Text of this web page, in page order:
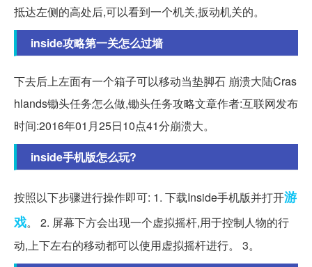
抵达左侧的高处后,可以看到一个机关,扳动机关的。
inside攻略第一关怎么过墙
下去后上左面有一个箱子可以移动当垫脚石 崩溃大陆Cras
hlands锄头任务怎么做,锄头任务攻略文章作者:互联网发布
时间:2016年01月25日10点41分崩溃大。
inside手机版怎么玩?
按照以下步骤进行操作即可: 1. 下载Inside手机版并打开游
戏。 2. 屏幕下方会出现一个虚拟摇杆,用于控制人物的行
动,上下左右的移动都可以使用虚拟摇杆进行。 3。